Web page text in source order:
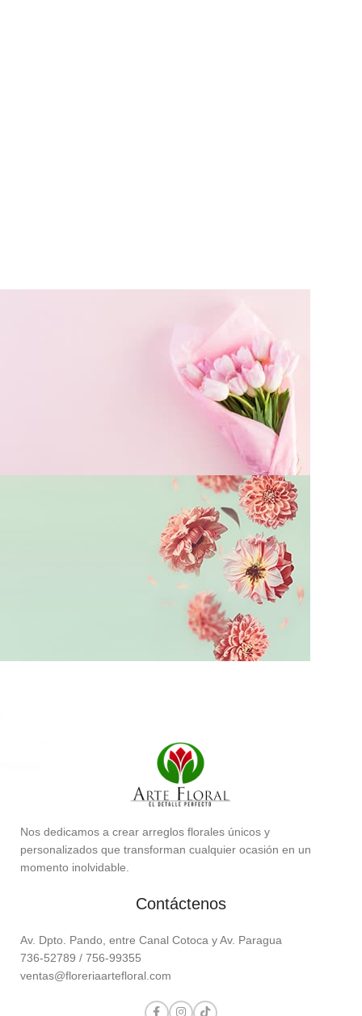
Para cualquier ocasión especial.
de Condolencias.
Expresiones florales de consuelo.
Nos dedicamos a crear arreglos florales únicos y
personalizados que transforman cualquier ocasión en un
momento inolvidable.
Contáctenos
Av. Dpto. Pando, entre Canal Cotoca y Av. Paragua
736-52789 / 756-99355
ventas@floreriaartefloral.com